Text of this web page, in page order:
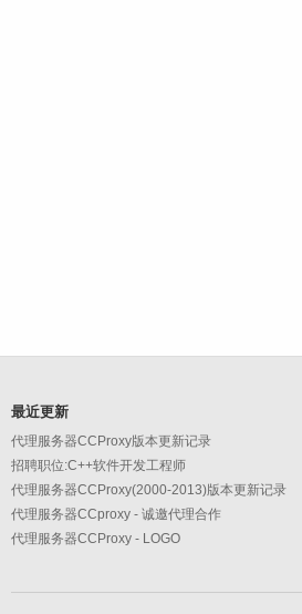
最近更新
代理服务器CCProxy版本更新记录
招聘职位:C++软件开发工程师
代理服务器CCProxy(2000-2013)版本更新记录
代理服务器CCproxy - 诚邀代理合作
代理服务器CCProxy - LOGO